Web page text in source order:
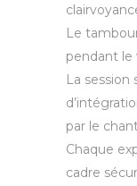
Le
pendant le
La
par le
Chaque
cadre